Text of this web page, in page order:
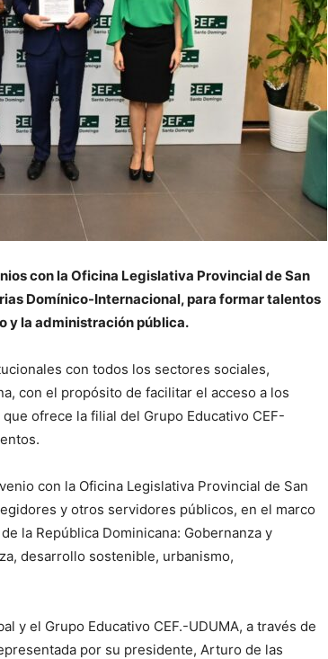
con la Oficina Legislativa Provincial de San
Domínico-Internacional, para formar talentos
y la administración pública.
con todos los sectores sociales,
con el propósito de facilitar el acceso a los
ofrece la filial del Grupo Educativo CEF-
con la Oficina Legislativa Provincial de San
y otros servidores públicos, en el marco
la República Dominicana: Gobernanza y
desarrollo sostenible, urbanismo,
y el Grupo Educativo CEF.-UDUMA, a través de
por su presidente, Arturo de las